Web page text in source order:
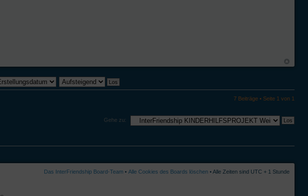
7 Beiträge • Seite 1 von 1
Gehe zu:
Das InterFriendship Board-Team • Alle Cookies des Boards löschen • Alle Zeiten sind UTC + 1 Stunde